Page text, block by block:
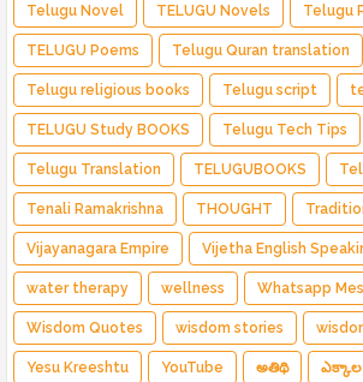
Telugu Novel TELUGU Novels Telugu
TELUGU Poems Telugu Quran translation
Telugu religious books Telugu script
TELUGU Study BOOKS Telugu Tech Tips
Telugu Translation TELUGUBOOKS
Tenali Ramakrishna THOUGHT
Vijayanagara Empire Vijetha English
water therapy wellness Whatsapp
Wisdom Quotes wisdom stories
Yesu Kreeshtu YouTube అతిథి ఎక్కాల